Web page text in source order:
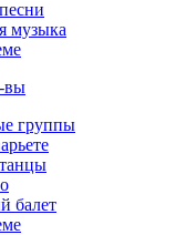
музыка
вы
группы
балет